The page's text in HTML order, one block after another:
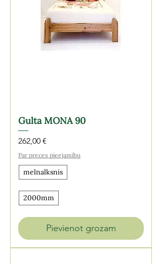
Gulta MONA 90
Cena
262,00 €
Par preces pieejamību
melnalksnis
2000mm
Pievienot grozam